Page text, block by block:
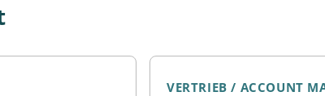
VERTRIEB / ACCOUNT